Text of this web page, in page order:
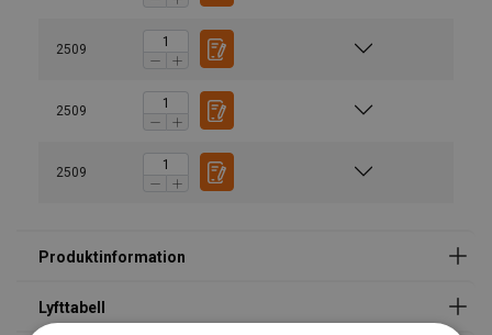
2509
2509
2509
Märkning:
Standard:
Anmärkning:
Säkerhetsfaktor:
Klass:
Safety Factor 4:1 Chain Ø
pull
hitch
mm
7
2,36
8
3,00
Factor (KL
Bruksanvisning